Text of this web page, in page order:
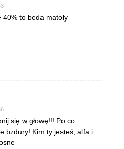
40% to beda matoly
się w głowę!!! Po co
bzdury! Kim ty jesteś, alfa i